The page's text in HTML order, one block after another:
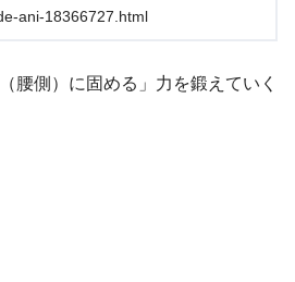
ani-18366727.html
腰側）に固める」力を鍛えていく